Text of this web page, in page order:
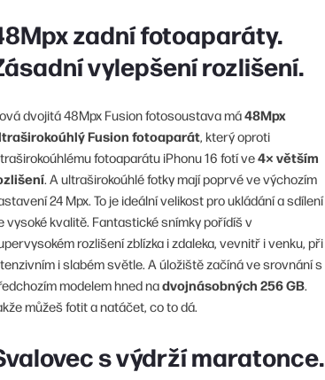
zadní fotoaparáty.
vylepšení rozlišení.
dvojitá 48Mpx Fusion fotosoustava má48Mpx
Fusion fotoaparát, který oproti
fotoaparátu iPhonu 16 fotí ve4× větším
. A ultraširokoúhlé fotky mají poprvé ve výchozím
24 Mpx. To je ideální velikost pro ukládání a sdílení
vysoké kvalitě. Fantastické snímky pořídíš v
rozlišení zblízka i zdaleka, vevnitř i venku, při
i slabém světle. A úložiště začíná ve srovnání s
modelem hned nadvojnásobných 256 GB.
můžeš fotit a natáčet, co to dá.
s výdrží maratonce.